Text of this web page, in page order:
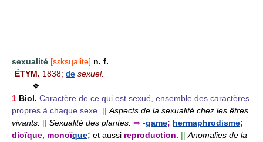
sexualité [sɛksɥalite] n. f.
ÉTYM. 1838; de sexuel.
❖
1 Biol. Caractère de ce qui est sexué, ensemble des caractères
propres à chaque sexe. || Aspects de la sexualité chez les êtres
vivants. || Sexualité des plantes. ⇒ -game; hermaphrodisme;
dioïque, monoïque; et aussi reproduction. || Anomalies de la